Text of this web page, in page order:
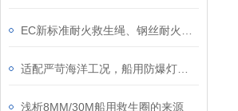
浅析8MM/30M船用救生圈的来源